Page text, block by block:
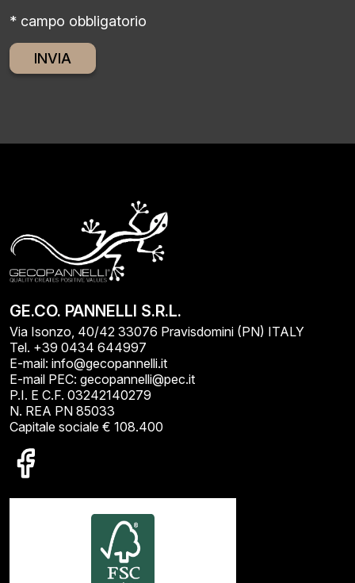
* campo obbligatorio
GE.CO. PANNELLI S.R.L.
Via Isonzo, 40/42 33076 Pravisdomini (PN) ITALY
Tel. +39 0434 644997
E-mail: info@gecopannelli.it
E-mail PEC: gecopannelli@pec.it
P.I. E C.F. 03242140279
N. REA PN 85033
Capitale sociale € 108.400